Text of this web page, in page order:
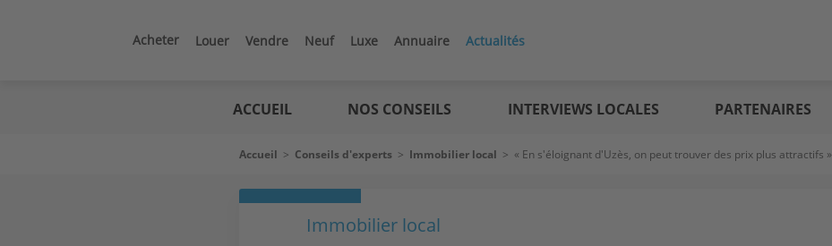
Acheter Louer Vendre Neuf Luxe Annuaire Actualités
ACCUEIL NOS CONSEILS INTERVIEWS LOCALES PARTENAIRES
Fil
Accueil > Conseils d'experts > Immobilier local > « En s'éloignant d'Uzès, on peut trouver des prix plus attractifs »
Immobilier local